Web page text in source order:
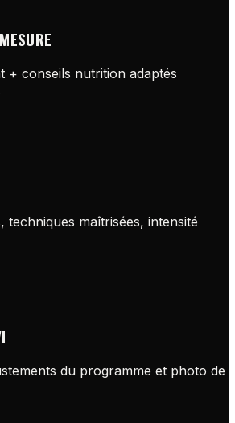
+ conseils nutrition adaptés
techniques maîtrisées, intensité
du programme et photo de